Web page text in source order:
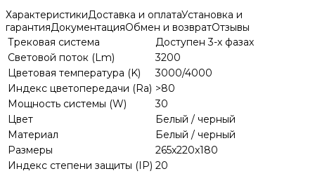
ХарактеристикиДоставка и оплатаУстановка и
гарантияДокументацияОбмен и возвратОтзывы
Трековая система
Доступен 3-х фазах
Световой поток (Lm)
3200
Цветовая температура (K)
3000/4000
Индекс цветопередачи (Ra) >80
Мощность системы (W)
30
Цвет
Белый / черный
Материал
Белый / черный
Размеры
265x220x180
Индекс степени защиты (IP) 20